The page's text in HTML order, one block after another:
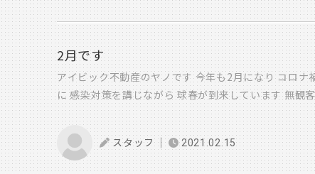
ですが 0.3㎠/㎡は切れる見込みです。 銀色はアルミ箔
ので断熱材の劣化も 防いでくれています。 この家は
入るため ちょうど足場を組み替える時で 全体が見れ
ャンスでした （もちろんこの後、外壁を施工しますよ
関係ないんですが すごくゴージャスで (ギラギラし
快適な暮らしを 守ってくれそうな安心感があります
宅の断熱の方法はいろんな種類が ありますが、 今日
豊かで 健康な 生活を守っていけるような家づくりを
いです！ 安部
2月です
アイビック不動産のヤノです 今年も2月になり コロナ
に 感染対策を講じながら 球春が到来しています 無観
Youtubeなど 配信を充実させていますね さて2月とい
ました 昨年入居されたお客様たちには 住宅ローン控
告もコロナ禍の中 できるだけ密にならないように配
を受ける方用の 国税庁のYoutube動画がアップされて
スタッフ 2021.02.15